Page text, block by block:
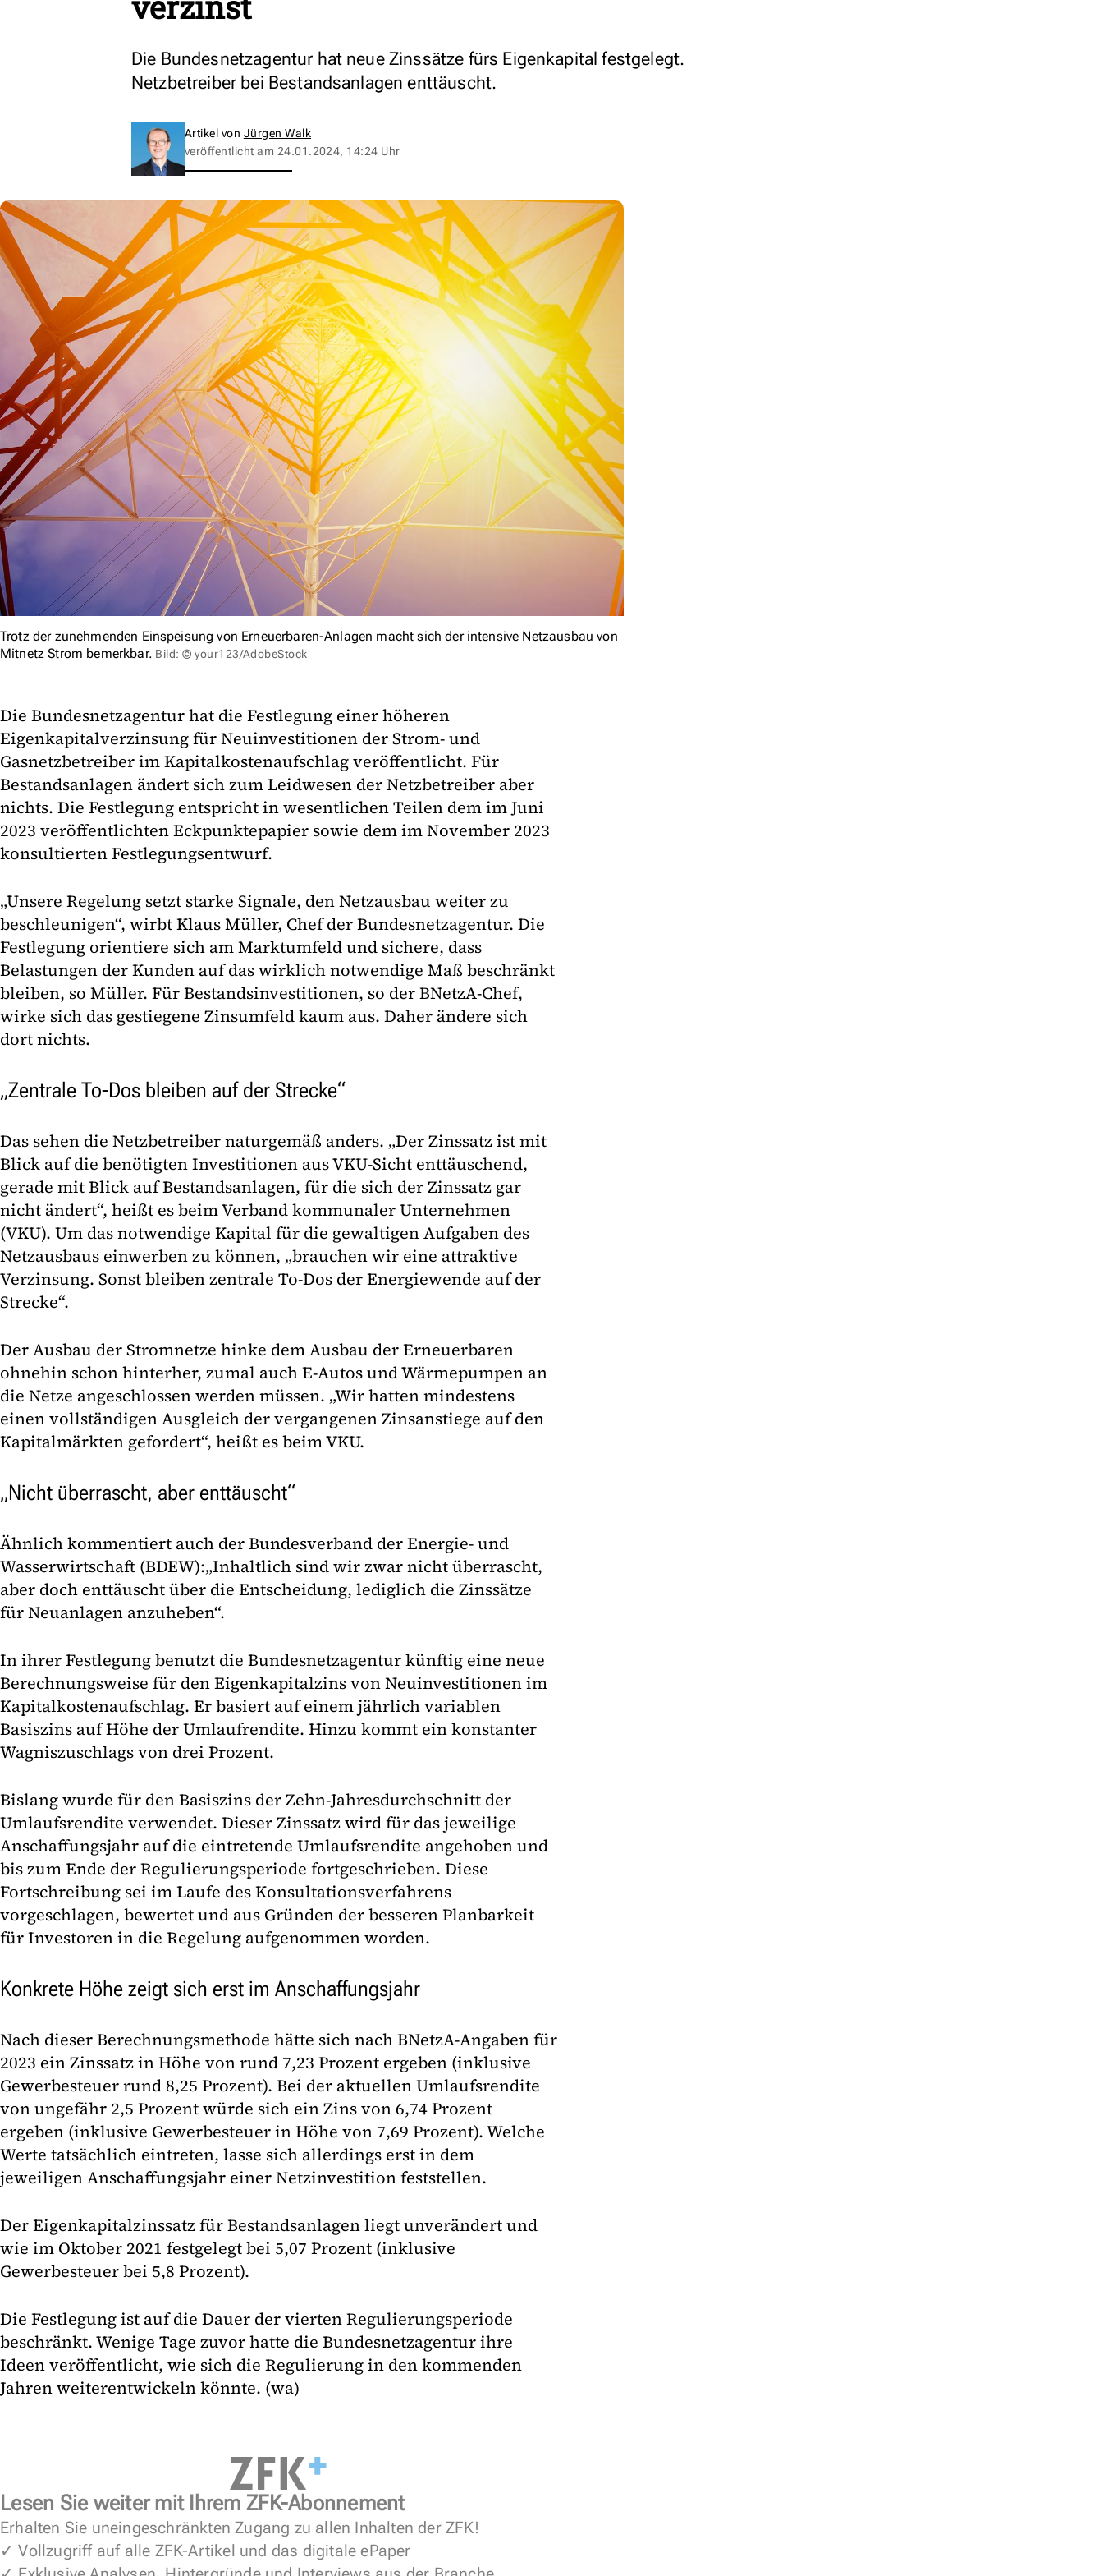
Die Bundesnetzagentur hat neue Zinssätze fürs Eigenkapital festgelegt.
Netzbetreiber bei Bestandsanlagen enttäuscht.
Artikel von Jürgen Walk
veröffentlicht am 24.01.2024, 14:24 Uhr
Trotz der zunehmenden Einspeisung von Erneuerbaren-Anlagen macht sich der intensive Netzausbau von
Mitnetz Strom bemerkbar. Bild: © your123/AdobeStock
Die Bundesnetzagentur hat die Festlegung einer höheren
Eigenkapitalverzinsung für Neuinvestitionen der Strom- und
Gasnetzbetreiber im Kapitalkostenaufschlag veröffentlicht. Für
Bestandsanlagen ändert sich zum Leidwesen der Netzbetreiber aber
nichts. Die Festlegung entspricht in wesentlichen Teilen dem im Juni
2023 veröffentlichten Eckpunktepapier sowie dem im November 2023
konsultierten Festlegungsentwurf.
„Unsere Regelung setzt starke Signale, den Netzausbau weiter zu
beschleunigen“, wirbt Klaus Müller, Chef der Bundesnetzagentur. Die
Festlegung orientiere sich am Marktumfeld und sichere, dass
Belastungen der Kunden auf das wirklich notwendige Maß beschränkt
bleiben, so Müller. Für Bestandsinvestitionen, so der BNetzA-Chef,
wirke sich das gestiegene Zinsumfeld kaum aus. Daher ändere sich
dort nichts.
„Zentrale To-Dos bleiben auf der Strecke“
Das sehen die Netzbetreiber naturgemäß anders. „Der Zinssatz ist mit
Blick auf die benötigten Investitionen aus VKU-Sicht enttäuschend,
gerade mit Blick auf Bestandsanlagen, für die sich der Zinssatz gar
nicht ändert“, heißt es beim Verband kommunaler Unternehmen
(VKU). Um das notwendige Kapital für die gewaltigen Aufgaben des
Netzausbaus einwerben zu können, „brauchen wir eine attraktive
Verzinsung. Sonst bleiben zentrale To-Dos der Energiewende auf der
Strecke“.
Der Ausbau der Stromnetze hinke dem Ausbau der Erneuerbaren
ohnehin schon hinterher, zumal auch E-Autos und Wärmepumpen an
die Netze angeschlossen werden müssen. „Wir hatten mindestens
einen vollständigen Ausgleich der vergangenen Zinsanstiege auf den
Kapitalmärkten gefordert“, heißt es beim VKU.
„Nicht überrascht, aber enttäuscht“
Ähnlich kommentiert auch der Bundesverband der Energie- und
Wasserwirtschaft (BDEW):„Inhaltlich sind wir zwar nicht überrascht,
aber doch enttäuscht über die Entscheidung, lediglich die Zinssätze
für Neuanlagen anzuheben“.
In ihrer Festlegung benutzt die Bundesnetzagentur künftig eine neue
Berechnungsweise für den Eigenkapitalzins von Neuinvestitionen im
Kapitalkostenaufschlag. Er basiert auf einem jährlich variablen
Basiszins auf Höhe der Umlaufrendite. Hinzu kommt ein konstanter
Wagniszuschlags von drei Prozent.
Bislang wurde für den Basiszins der Zehn-Jahresdurchschnitt der
Umlaufsrendite verwendet. Dieser Zinssatz wird für das jeweilige
Anschaffungsjahr auf die eintretende Umlaufsrendite angehoben und
bis zum Ende der Regulierungsperiode fortgeschrieben. Diese
Fortschreibung sei im Laufe des Konsultationsverfahrens
vorgeschlagen, bewertet und aus Gründen der besseren Planbarkeit
für Investoren in die Regelung aufgenommen worden.
Konkrete Höhe zeigt sich erst im Anschaffungsjahr
Nach dieser Berechnungsmethode hätte sich nach BNetzA-Angaben für
2023 ein Zinssatz in Höhe von rund 7,23 Prozent ergeben (inklusive
Gewerbesteuer rund 8,25 Prozent). Bei der aktuellen Umlaufsrendite
von ungefähr 2,5 Prozent würde sich ein Zins von 6,74 Prozent
ergeben (inklusive Gewerbesteuer in Höhe von 7,69 Prozent). Welche
Werte tatsächlich eintreten, lasse sich allerdings erst in dem
jeweiligen Anschaffungsjahr einer Netzinvestition feststellen.
Der Eigenkapitalzinssatz für Bestandsanlagen liegt unverändert und
wie im Oktober 2021 festgelegt bei 5,07 Prozent (inklusive
Gewerbesteuer bei 5,8 Prozent).
Die Festlegung ist auf die Dauer der vierten Regulierungsperiode
beschränkt. Wenige Tage zuvor hatte die Bundesnetzagentur ihre
Ideen veröffentlicht, wie sich die Regulierung in den kommenden
Jahren weiterentwickeln könnte. (wa)
Lesen Sie weiter mit Ihrem ZFK-Abonnement
Erhalten Sie uneingeschränkten Zugang zu allen Inhalten der ZFK!
✓ Vollzugriff auf alle ZFK-Artikel und das digitale ePaper